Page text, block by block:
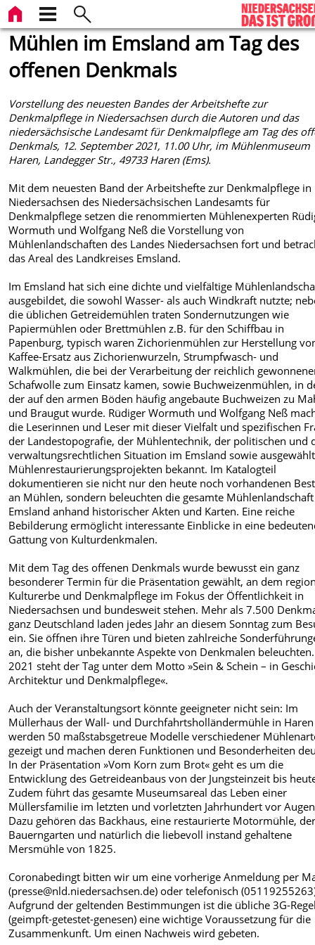
Mühlen im Emsland am Tag des
offenen Denkmals
Vorstellung des neuesten Bandes der Arbeitshefte zur
Denkmalpflege in Niedersachsen durch die Autoren und das
niedersächsische Landesamt für Denkmalpflege am Tag des
Denkmals, 12. September 2021, 11.00 Uhr, im Mühlenmuseum
Haren, Landegger Str., 49733 Haren (Ems).
Mit dem neuesten Band der Arbeitshefte zur Denkmalpflege in
Niedersachsen des Niedersächsischen Landesamts für
Denkmalpflege setzen die renommierten Mühlenexperten
Wormuth und Wolfgang Neß die Vorstellung von
Mühlenlandschaften des Landes Niedersachsen fort und
das Areal des Landkreises Emsland.
Im Emsland hat sich eine dichte und vielfältige
ausgebildet, die sowohl Wasser- als auch Windkraft nutzte;
die üblichen Getreidemühlen traten Sondernutzungen wie
Papiermühlen oder Brettmühlen z.B. für den Schiffbau in
Papenburg, typisch waren Zichorienmühlen zur Herstellung
Kaffee-Ersatz aus Zichorienwurzeln, Strumpfwasch- und
Walkmühlen, die bei der Verarbeitung der reichlich
Schafwolle zum Einsatz kamen, sowie Buchweizenmühlen, in
der auf den armen Böden häufig angebaute Buchweizen zu
und Braugut wurde. Rüdiger Wormuth und Wolfgang Neß
die Leserinnen und Leser mit dieser Vielfalt und spezifischen
der Landestopografie, der Mühlentechnik, der politischen und
verwaltungsrechtlichen Situation im Emsland sowie
Mühlenrestaurierungsprojekten bekannt. Im Katalogteil
dokumentieren sie nicht nur den heute noch vorhandenen
an Mühlen, sondern beleuchten die gesamte Mühlenlandschaft
Emsland anhand historischer Akten und Karten. Eine reiche
Bebilderung ermöglicht interessante Einblicke in eine
Gattung von Kulturdenkmalen.
Mit dem Tag des offenen Denkmals wurde bewusst ein ganz
besonderer Termin für die Präsentation gewählt, an dem
Kulturerbe und Denkmalpflege im Fokus der Öffentlichkeit in
Niedersachsen und bundesweit stehen. Mehr als 7.500
ganz Deutschland laden jedes Jahr an diesem Sonntag zum
ein. Sie öffnen ihre Türen und bieten zahlreiche
an, die bisher unbekannte Aspekte von Denkmalen beleuchten.
2021 steht der Tag unter dem Motto »Sein & Schein – in
Architektur und Denkmalpflege«.
Auch der Veranstaltungsort könnte geeigneter nicht sein: Im
Müllerhaus der Wall- und Durchfahrtsholländermühle in Haren
werden 50 maßstabsgetreue Modelle verschiedener
gezeigt und machen deren Funktionen und Besonderheiten
In der Präsentation »Vom Korn zum Brot« geht es um die
Entwicklung des Getreideanbaus von der Jungsteinzeit bis
Zudem führt das gesamte Museumsareal das Leben einer
Müllersfamilie im letzten und vorletzten Jahrhundert vor
Dazu gehören das Backhaus, eine restaurierte Motormühle,
Bauerngarten und natürlich die liebevoll instand gehaltene
Mersmühle von 1825.
Coronabedingt bitten wir um eine vorherige Anmeldung per
(presse@nld.niedersachsen.de) oder telefonisch
Aufgrund der geltenden Bestimmungen ist die übliche 3G-
(geimpft-getestet-genesen) eine wichtige Voraussetzung für die
Zusammenkunft. Um einen Nachweis wird gebeten.